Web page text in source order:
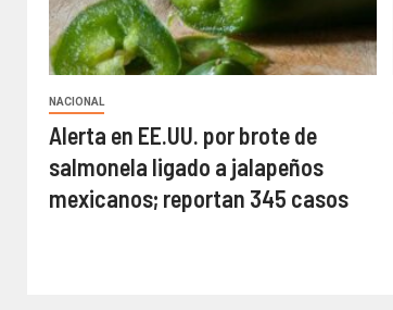
NACIONAL
Alerta en EE.UU. por brote de
salmonela ligado a jalapeños
mexicanos; reportan 345 casos